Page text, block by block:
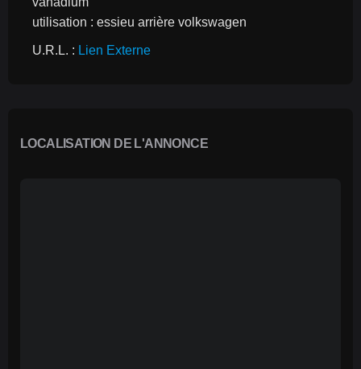
utilisation : essieu arrière volkswagen
U.R.L. : Lien Externe
LOCALISATION DE L'ANNONCE